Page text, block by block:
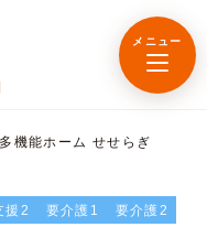
メニュー
機能ホーム せせらぎ
援2 要介護1
要介護2